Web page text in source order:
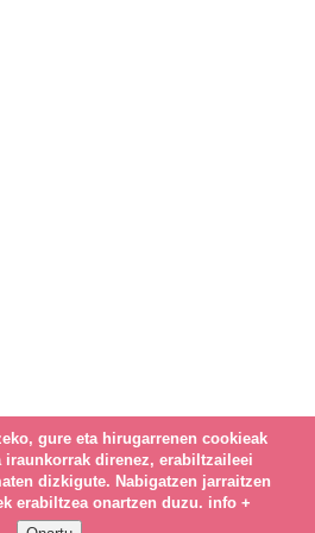
gure eta hirugarrenen cookieak
direnez, erabiltzaileei
dizkigute. Nabigatzen jarraitzen
erabiltzea onartzen duzu. info +